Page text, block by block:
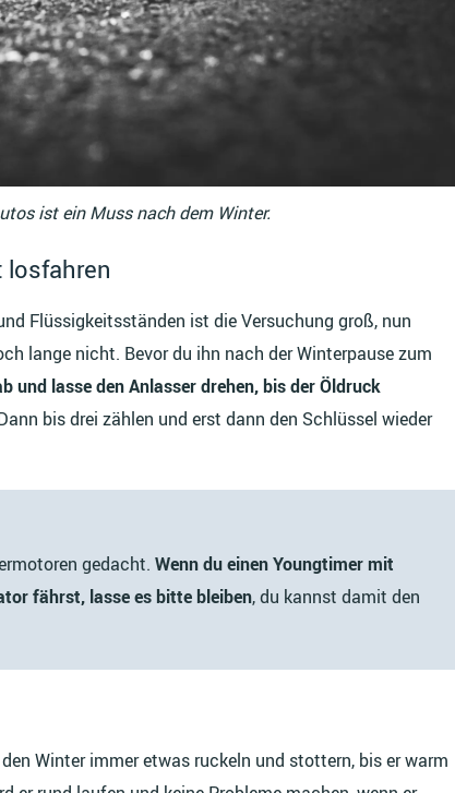
ist ein Muss nach dem Winter.
losfahren
Flüssigkeitsständen ist die Versuchung groß, nun
lange nicht. Bevor du ihn nach der Winterpause zum
und lasse den Anlasser drehen, bis der Öldruck
bis drei zählen und erst dann den Schlüssel wieder
gedacht. Wenn du einen Youngtimer mit
fährst, lasse es bitte bleiben, du kannst damit den
Winter immer etwas ruckeln und stottern, bis er warm